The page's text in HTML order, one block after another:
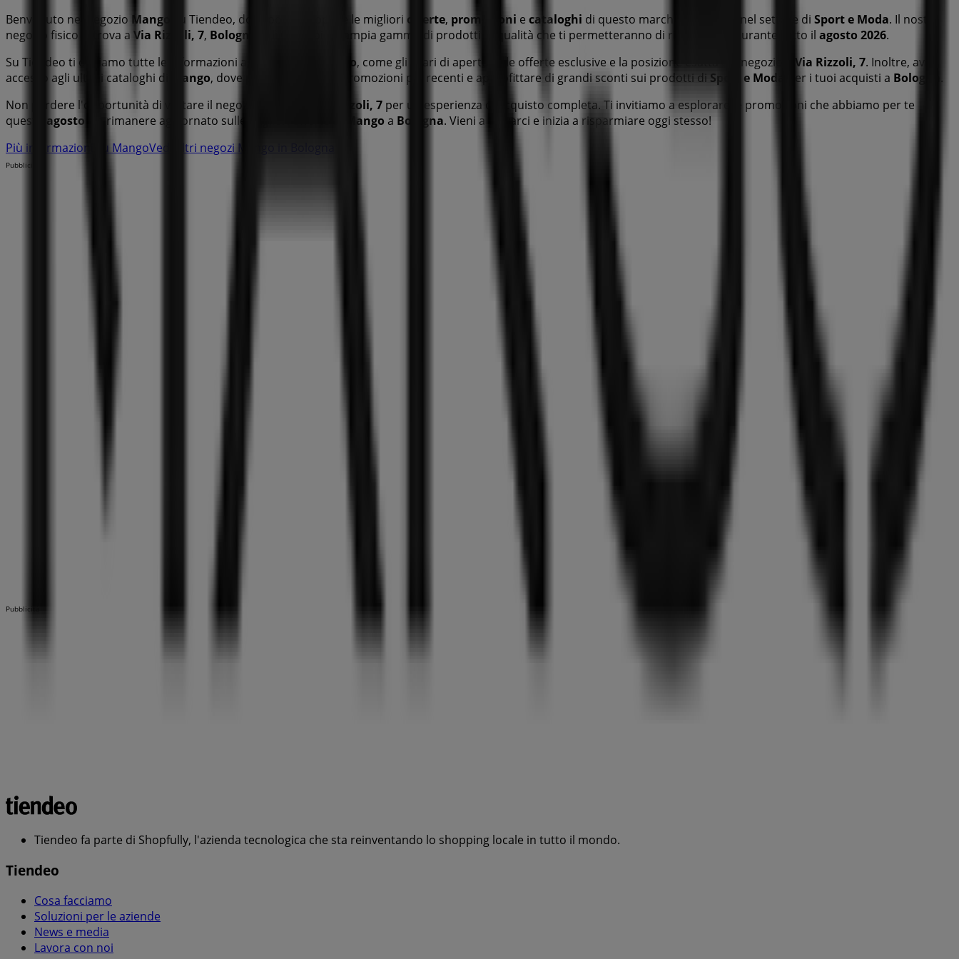
Benvenuto nel negozio Mango su Tiendeo, dove potrai scoprire le migliori offerte, promozioni e cataloghi di questo marchio rinomato nel settore di Sport e Moda. Il nostro
negozio fisico si trova a Via Rizzoli, 7, Bologna , e lì troverai un'ampia gamma di prodotti di qualità che ti permetteranno di risparmiare durante tutto il agosto 2026.
Su Tiendeo ti offriamo tutte le informazioni aggiornate su
Mango, come gli orari di apertura, le offerte esclusive e la posizione esatta del negozio a Via Rizzoli, 7. Inoltre, avrai
accesso agli ultimi cataloghi di
Mango, dove potrai scoprire le promozioni più recenti e approfittare di grandi sconti sui prodotti di Sport e Moda per i tuoi acquisti a Bologna .
Non perdere l'opportunità di visitare il negozio
Via Rizzoli, 7 per un'esperienza di acquisto completa. Ti invitiamo a esplorare le promozioni che abbiamo per te
questo agosto e a rimanere aggiornato sulle migliori offerte di Mango a Bologna. Vieni a trovarci e inizia a risparmiare oggi stesso!
Più informazioni su MangoVedi altri negozi Mango in Bologna
Pubblicità
Pubblicità
Tiendeo fa parte di Shopfully, l'azienda tecnologica che sta reinventando lo shopping locale in tutto il mondo.
Tiendeo
Cosa facciamo
Soluzioni per le aziende
News e media
Lavora con noi